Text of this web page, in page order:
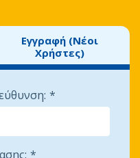
Εγγραφή (Νέοι
Χρήστες)